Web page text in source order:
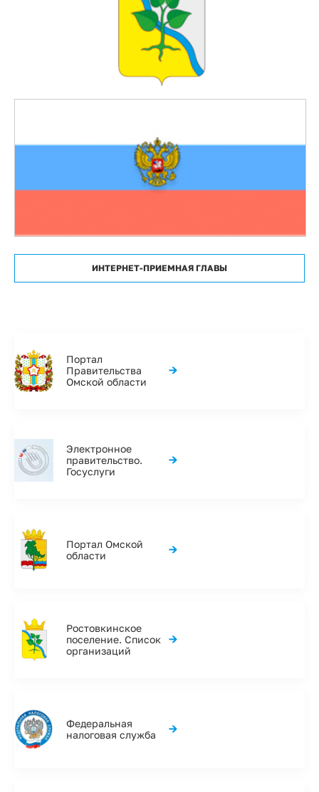
ИНТЕРНЕТ-ПРИЕМНАЯ ГЛАВЫ
Портал
Правительства
Омской области
→
Электронное
правительство.
Госуслуги
→
Портал Омской
области
→
Ростовкинское
поселение. Список
организаций
→
Федеральная
налоговая служба
→